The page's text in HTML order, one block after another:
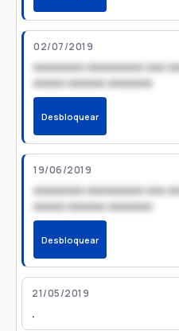
02/07/2019
xxxxxxxx xxxxxxxxx xxx
xxxxx xxxxxx xxxxxxx
Desbloquear
19/06/2019
xxxxxxxx xxxxxxxxx xxx
xxxxx xxxxxx xxxxxxx
Desbloquear
21/05/2019
.